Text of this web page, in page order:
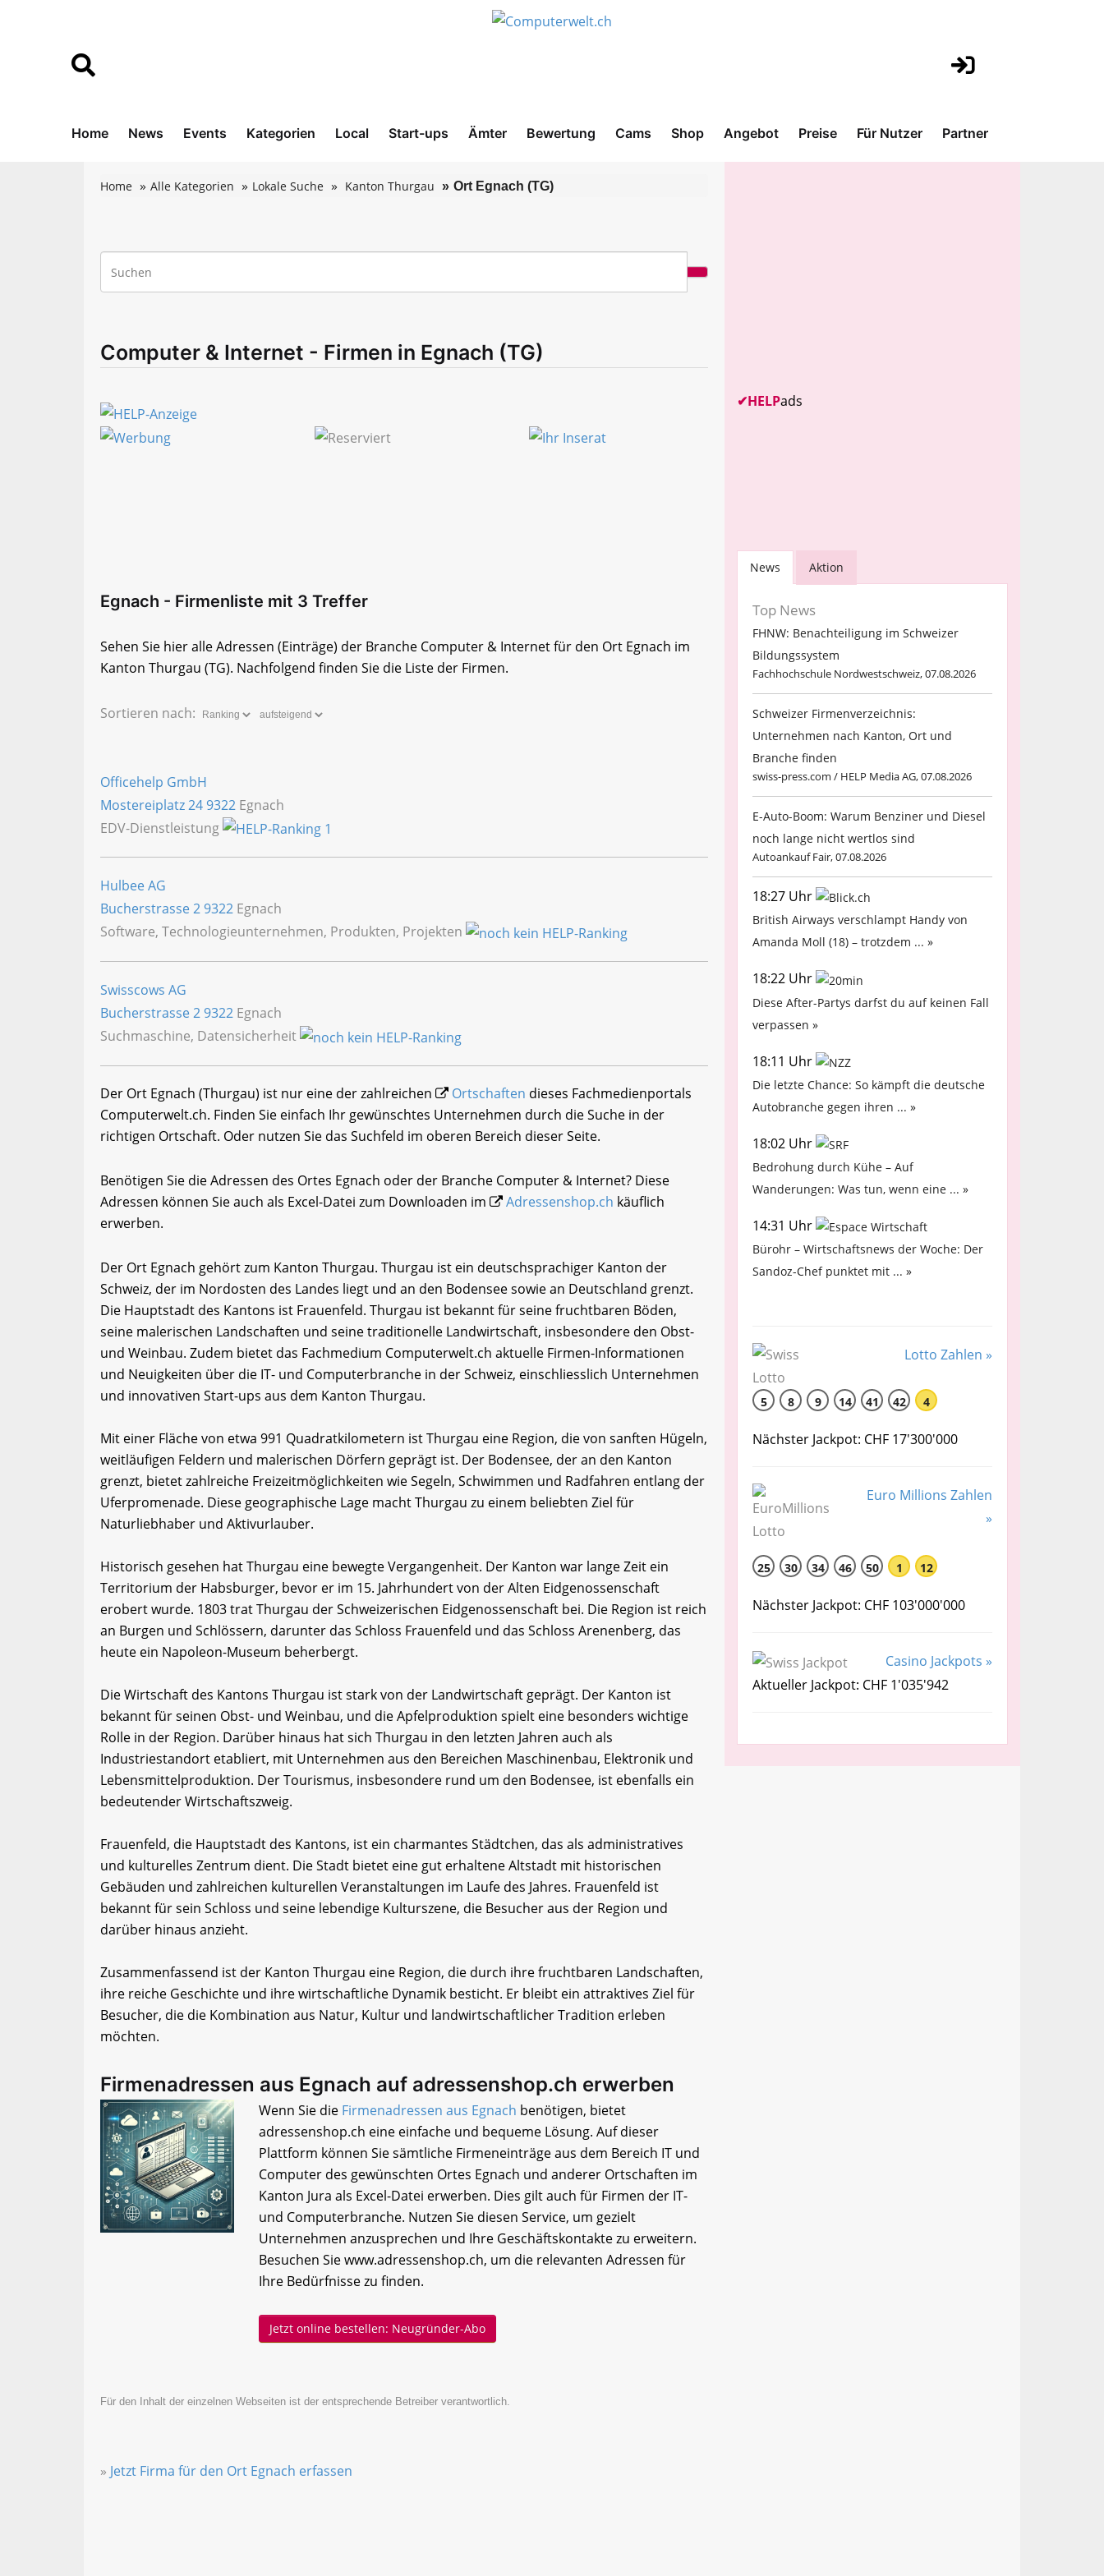
Home News Events Kategorien Local Start-ups Ämter Bewertung Cams Shop Angebot Preise Für Nutzer Partner
Home Alle Kategorien Lokale Suche Kanton Thurgau Ort Egnach (TG)
Computer & Internet - Firmen in Egnach (TG)
Egnach - Firmenliste mit 3 Treffer
Sehen Sie hier alle Adressen (Einträge) der Branche Computer & Internet für den Ort Egnach im
Kanton Thurgau (TG). Nachfolgend finden Sie die Liste der Firmen.
Sortieren nach:
Officehelp GmbH
Mostereiplatz 24 9322 Egnach
EDV-Dienstleistung
Hulbee AG
Bucherstrasse 2 9322 Egnach
Software, Technologieunternehmen, Produkten, Projekten
Swisscows AG
Bucherstrasse 2 9322 Egnach
Suchmaschine, Datensicherheit
Der Ort Egnach (Thurgau) ist nur eine der zahlreichen Ortschaften dieses Fachmedienportals
Computerwelt.ch. Finden Sie einfach Ihr gewünschtes Unternehmen durch die Suche in der
richtigen Ortschaft. Oder nutzen Sie das Suchfeld im oberen Bereich dieser Seite.
Benötigen Sie die Adressen des Ortes Egnach oder der Branche Computer & Internet? Diese
Adressen können Sie auch als Excel-Datei zum Downloaden im
Adressenshop.ch käuflich
erwerben.
Der Ort Egnach gehört zum Kanton Thurgau. Thurgau ist ein deutschsprachiger Kanton der
Schweiz, der im Nordosten des Landes liegt und an den Bodensee sowie an Deutschland grenzt.
Die Hauptstadt des Kantons ist Frauenfeld. Thurgau ist bekannt für seine fruchtbaren Böden,
seine malerischen Landschaften und seine traditionelle Landwirtschaft, insbesondere den Obst-
und Weinbau. Zudem bietet das Fachmedium Computerwelt.ch aktuelle Firmen-Informationen
und Neuigkeiten über die IT- und Computerbranche in der Schweiz, einschliesslich Unternehmen
und innovativen Start-ups aus dem Kanton Thurgau.
Mit einer Fläche von etwa 991 Quadratkilometern ist Thurgau eine Region, die von sanften Hügeln,
weitläufigen Feldern und malerischen Dörfern geprägt ist. Der Bodensee, der an den Kanton
grenzt, bietet zahlreiche Freizeitmöglichkeiten wie Segeln, Schwimmen und Radfahren entlang der
Uferpromenade. Diese geographische Lage macht Thurgau zu einem beliebten Ziel für
Naturliebhaber und Aktivurlauber.
Historisch gesehen hat Thurgau eine bewegte Vergangenheit. Der Kanton war lange Zeit ein
Territorium der Habsburger, bevor er im 15. Jahrhundert von der Alten Eidgenossenschaft
erobert wurde. 1803 trat Thurgau der Schweizerischen Eidgenossenschaft bei. Die Region ist reich
an Burgen und Schlössern, darunter das Schloss Frauenfeld und das Schloss Arenenberg, das
heute ein Napoleon-Museum beherbergt.
Die Wirtschaft des Kantons Thurgau ist stark von der Landwirtschaft geprägt. Der Kanton ist
bekannt für seinen Obst- und Weinbau, und die Apfelproduktion spielt eine besonders wichtige
Rolle in der Region. Darüber hinaus hat sich Thurgau in den letzten Jahren auch als
Industriestandort etabliert, mit Unternehmen aus den Bereichen Maschinenbau, Elektronik und
Lebensmittelproduktion. Der Tourismus, insbesondere rund um den Bodensee, ist ebenfalls ein
bedeutender Wirtschaftszweig.
Frauenfeld, die Hauptstadt des Kantons, ist ein charmantes Städtchen, das als administratives
und kulturelles Zentrum dient. Die Stadt bietet eine gut erhaltene Altstadt mit historischen
Gebäuden und zahlreichen kulturellen Veranstaltungen im Laufe des Jahres. Frauenfeld ist
bekannt für sein Schloss und seine lebendige Kulturszene, die Besucher aus der Region und
darüber hinaus anzieht.
Zusammenfassend ist der Kanton Thurgau eine Region, die durch ihre fruchtbaren Landschaften,
ihre reiche Geschichte und ihre wirtschaftliche Dynamik besticht. Er bleibt ein attraktives Ziel für
Besucher, die die Kombination aus Natur, Kultur und landwirtschaftlicher Tradition erleben
möchten.
Firmenadressen aus Egnach auf adressenshop.ch erwerben
Wenn Sie die Firmenadressen aus Egnach benötigen, bietet
adressenshop.ch eine einfache und bequeme Lösung. Auf dieser
Plattform können Sie sämtliche Firmeneinträge aus dem Bereich IT und
Computer des gewünschten Ortes Egnach und anderer Ortschaften im
Kanton Jura als Excel-Datei erwerben. Dies gilt auch für Firmen der IT-
und Computerbranche. Nutzen Sie diesen Service, um gezielt
Unternehmen anzusprechen und Ihre Geschäftskontakte zu erweitern.
Besuchen Sie www.adressenshop.ch, um die relevanten Adressen für
Ihre Bedürfnisse zu finden.
Jetzt online bestellen: Neugründer-Abo
Für den Inhalt der einzelnen Webseiten ist der entsprechende Betreiber verantwortlich.
» Jetzt Firma für den Ort Egnach erfassen
✔HELPads
News Aktion
Top News
FHNW: Benachteiligung im Schweizer
Bildungssystem
Fachhochschule Nordwestschweiz, 07.08.2026
Schweizer Firmenverzeichnis:
Unternehmen nach Kanton, Ort und
Branche finden
swiss-press.com / HELP Media AG, 07.08.2026
E-Auto-Boom: Warum Benziner und Diesel
noch lange nicht wertlos sind
Autoankauf Fair, 07.08.2026
18:27 Uhr
British Airways verschlampt Handy von
Amanda Moll (18) – trotzdem ... »
18:22 Uhr
Diese After-Partys darfst du auf keinen Fall
verpassen »
18:11 Uhr
Die letzte Chance: So kämpft die deutsche
Autobranche gegen ihren ... »
18:02 Uhr
Bedrohung durch Kühe – Auf
Wanderungen: Was tun, wenn eine ... »
14:31 Uhr
Bürohr – Wirtschaftsnews der Woche: Der
Sandoz-Chef punktet mit ... »
Lotto Zahlen »
5 8 9 14 41 42 4
Nächster Jackpot: CHF 17'300'000
Euro Millions Zahlen
»
25 30 34 46 50 1 12
Nächster Jackpot: CHF 103'000'000
Casino Jackpots »
Aktueller Jackpot: CHF 1'035'942